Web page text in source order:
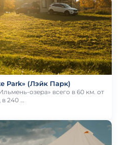
Park» (Лэйк Парк)
озера» всего в 60 км. от
240 …